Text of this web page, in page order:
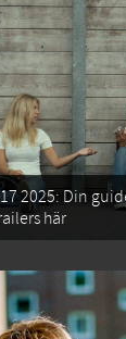
2025: Din
här